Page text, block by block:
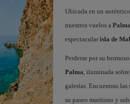
Ubicada en un
nuestros vuelos a Palma
espectacular isla de
Perderse por su
Palma, iluminada
galerías. Encuentras las
su paseo marítimo y